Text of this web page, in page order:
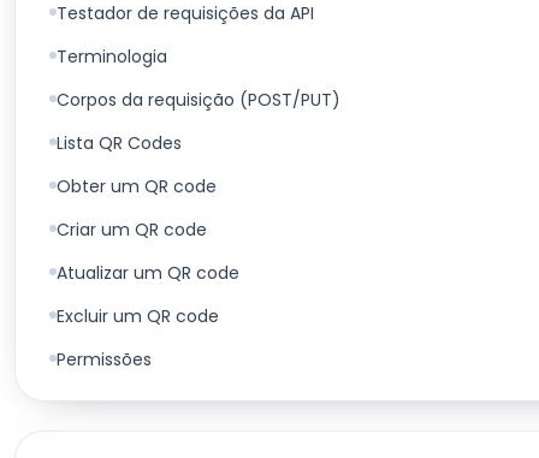
Testador de requisições da API
Terminologia
Corpos da requisição (POST/PUT)
Lista QR Codes
Obter um QR code
Criar um QR code
Atualizar um QR code
Excluir um QR code
Permissões